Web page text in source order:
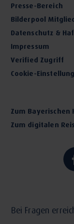
Presse-Bereich
Bilderpool
Datenschutz &
Impressum
Verified Zugriff
Cookie-
Zum Bayerischen
Zum digitalen
Bei Fragen